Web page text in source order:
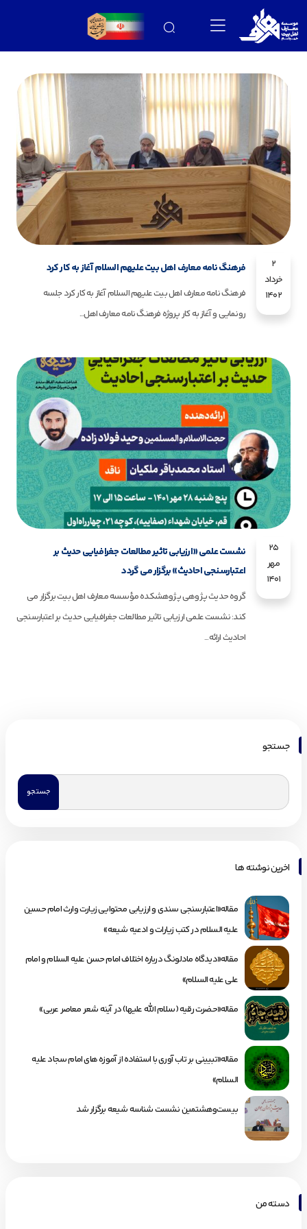
2
خرداد
1402
فرهنگ نامه معارف اهل بیت علیهم السلام آغاز به کار کرد
فرهنگ نامه معارف اهل بیت علیهم السلام آغاز به کار کرد جلسه
رونمایی و آغاز به کار پروژه فرهنگ نامه معارف اهل...
25
مهر
1401
نشست علمی «ارزیابی تاثیر مطالعات جغرافیایی حدیث بر
اعتبارسنجی احادیث» برگزار می گردد
گروه حدیث پژوهی پژوهشکده مؤسسه معارف اهل بیت برگزار می
کند: نشست علمی ارزیابی تاثیر مطالعات جغرافیایی حدیث بر اعتبارسنجی
احادیث ارائه...
جستجو
اخرین نوشته ها
مقاله«اعتبارسنجی سندی و ارزیابی محتوایی زیارت وارث امام حسین
علیه السلام در کتب زیارات و ادعیه شیعه»
مقاله«دیدگاه مادلونگ درباره اختلاف امام حسن علیه السلام و امام
علی علیه السلام»
مقاله«حضرت رقیه (سلام الله علیها) در آینه شعر معاصر عربی»
مقاله«تبیینی بر تاب آوری با استفاده از آموزه های امام سجاد علیه
السلام»
بیست‌وهشتمین نشست شناسه شیعه برگزار شد
دسته من